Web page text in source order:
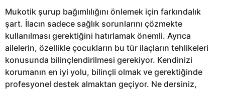
Mukotik şurup bağımlılığını önlemek için farkındalık
şart. İlacın sadece sağlık sorunlarını çözmekte
kullanılması gerektiğini hatırlamak önemli. Ayrıca
ailelerin, özellikle çocukların bu tür ilaçların tehlikeleri
konusunda bilinçlendirilmesi gerekiyor. Kendinizi
korumanın en iyi yolu, bilinçli olmak ve gerektiğinde
profesyonel destek almaktan geçiyor. Ne dersiniz,